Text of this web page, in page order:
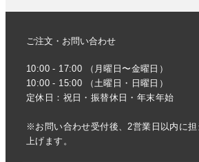
ご注文・お問い合わせ
10:00 - 17:00 （月曜日〜金曜日）
10:00 - 15:00 （土曜日・日曜日）
定休日：祝日・振替休日・年末年始
※お問い合わせ受付後、2営業日以内に担
上げます。